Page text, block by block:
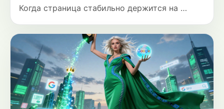
Когда страница стабильно держится на …